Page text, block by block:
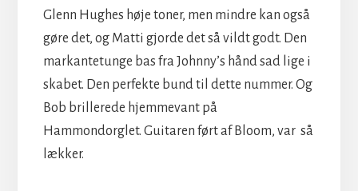
Glenn Hughes høje toner, men mindre kan også
gøre det, og Matti gjorde det så vildt godt. Den
markantetunge bas fra Johnny’s hånd sad lige i
skabet. Den perfekte bund til dette nummer. Og
Bob brillerede hjemmevant på
Hammondorglet. Guitaren ført af Bloom, var så
lækker.